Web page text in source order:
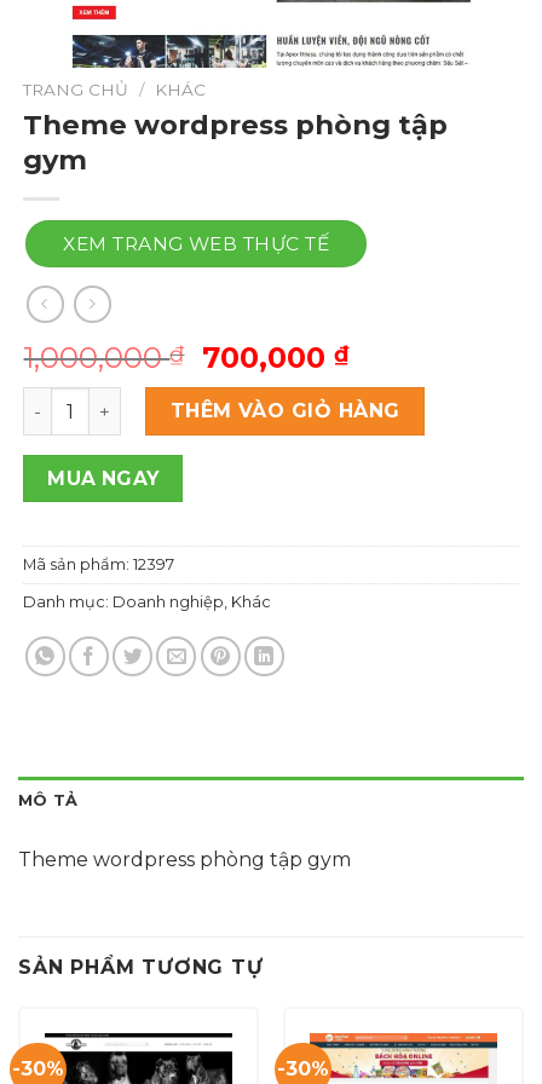
TRANG CHỦ / KHÁC
Theme wordpress phòng tập
gym
XEM TRANG WEB THỰC TẾ
1,000,000₫
Giá
gốc
là:
1,000,000 ₫.
700,000 ₫Giá
hiện
tại
là:
Theme wordpress phòng tập gym số lượng
THÊM VÀO GIỎ HÀNG
MUA NGAY
Mã sản phẩm:12397
Danh mục: Doanh nghiệp, Khác
MÔ TẢ
Theme wordpress phòng tập gym
SẢN PHẨM TƯƠNG TỰ
-30% -30%